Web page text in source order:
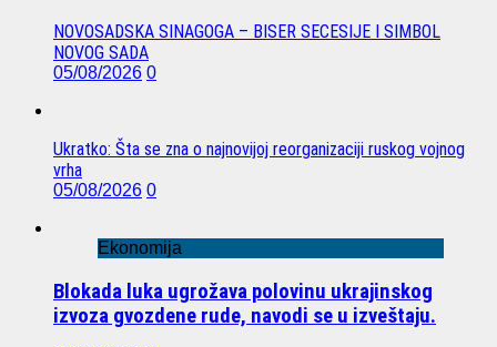
NOVOSADSKA SINAGOGA – BISER SECESIJE I SIMBOL
NOVOG SADA
05/08/2026 0
Ukratko: Šta se zna o najnovijoj reorganizaciji ruskog vojnog
vrha
05/08/2026 0
Ekonomija
Blokada luka ugrožava polovinu ukrajinskog
izvoza gvozdene rude, navodi se u izveštaju.